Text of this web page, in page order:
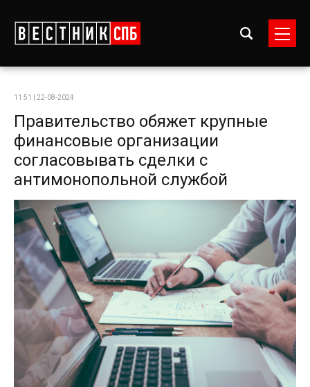
11:51 | 22-08-2024
Правительство обяжет крупные
финансовые организации
согласовывать сделки с
антимонопольной службой